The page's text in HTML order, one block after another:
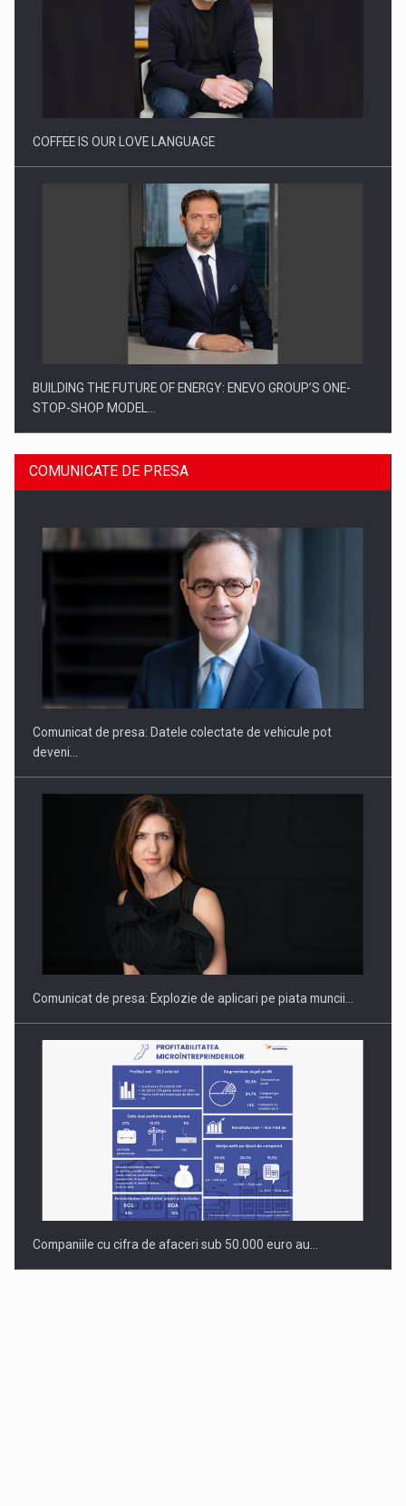
Proteinmaxxing and the Future of Protein Demand
COFFEE IS OUR LOVE LANGUAGE
BUILDING THE FUTURE OF ENERGY: ENEVO GROUP’S ONE-
STOP-SHOP MODEL…
ROOTED IN ROMANIA, BUILT TO DELIVER TECHNOLOGY FOR
PUTTING ROMANIAN CORPORATE COMPANIES ON THE
INTERNATIONAL BUSINESS SCENE
COMUNICATE DE PRESA
Comunicat de presa: Datele colectate de vehicule pot
deveni…
Comunicat de presa: Explozie de aplicari pe piata muncii…
Companiile cu cifra de afaceri sub 50.000 euro au…